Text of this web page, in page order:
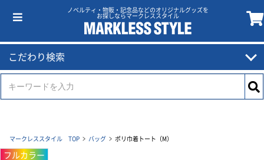
ノベルティ・物販・記念品などのオリジナルグッズを
お探しならマークレススタイル
こだわり検索
マークレススタイル TOP バッグ ポリ巾着トート（M）
フルカラー